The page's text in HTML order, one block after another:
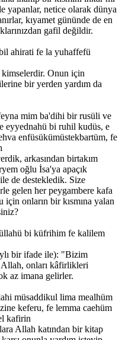
yapanlar, netice olarak dünya
kıyamet gününde de en
gafil değildir.
ahirati fe la yuhaffefü
kimselerdir. Onun için
bir yerden yardım da
mim ba'dihi bir rusüli ve
eyyednahü bi ruhil kudüs, e
enfüsükümüstekbartüm, fe
arkasından birtakım
oğlu İsa'ya apaçık
de destekledik. Size
gelen her peygambere kafa
için onların bir kısmına yalan
bi küfrihim fe kalilem
bir ifade ile): "Bizim
Allah, onları kâfirlikleri
az imana gelirler.
müsaddikul lima mealhüm
keferu, fe lemma caehüm
kafirin
Allah katından bir kitap